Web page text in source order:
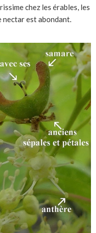
chez les érables, les
nectar est abondant.